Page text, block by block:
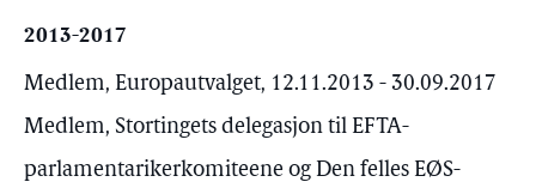
2013-2017
Medlem, Europautvalget, 12.11.2013 - 30.09.2017
Medlem, Stortingets delegasjon til EFTA-
parlamentarikerkomiteene og Den felles EØS-